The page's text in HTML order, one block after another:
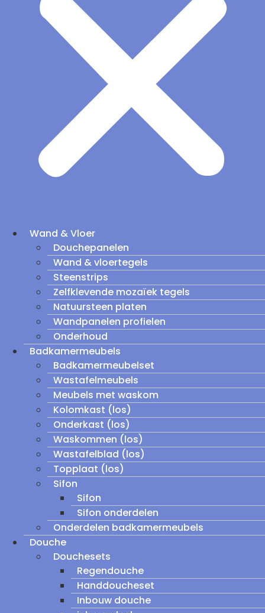
Wand & Vloer
Douchepanelen
Wand & vloertegels
Steenstrips
Zelfklevende mozaïek tegels
Natuursteen platen
Wandpanelen profielen
Onderhoud
Badkamermeubels
Badkamermeubelset
Wastafelmeubels
Meubels met waskom
Kolomkast (los)
Onderkast (los)
Waskommen (los)
Wastafelblad (los)
Topplaat (los)
Sifon
Sifon
Sifon onderdelen
Onderdelen badkamermeubels
Douche
Douchesets
Regendouche
Handdoucheset
Inbouw douche